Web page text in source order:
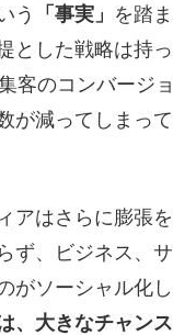
う 「事実」 を踏
とした戦略は持
客のコンバージ
が減ってしまっ
アはさらに膨張
ず、ビジネス、
がソーシャル化
、大きなチャンス